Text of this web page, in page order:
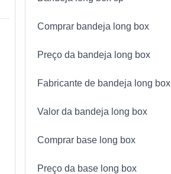
Comprar bandeja long box
Preço da bandeja long box
Fabricante de bandeja long box
Valor da bandeja long box
Comprar base long box
Preço da base long box